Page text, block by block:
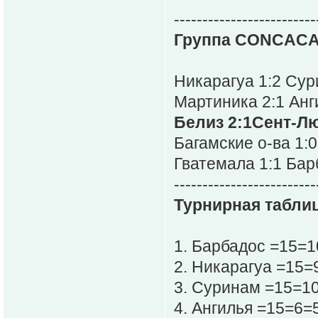
Группа
Никарагуа 1:2
Мартиника 2:1
Белиз 2:1Сент-
Багамские о-ва
Гватемала 1:1
Турнирная
1. Барбадос
2. Никарагуа
3. Суринам
4. Ангилья